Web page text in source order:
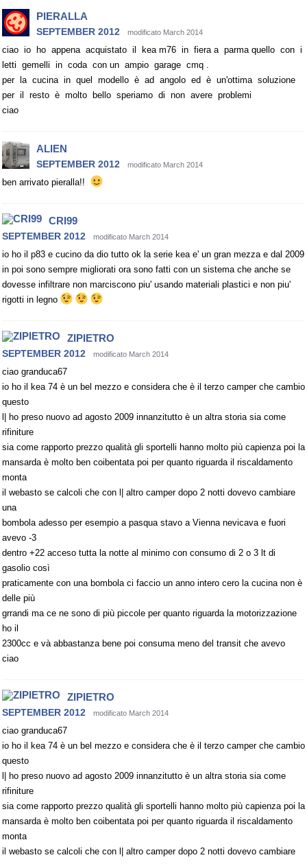
PIERALLA
SEPTEMBER 2012 modificato March 2014
ciao io ho appena acquistato il kea m76 in fiera a parma quello con i
letti gemelli in coda con un ampio garage cmq .
per la cucina in quel modello è ad angolo ed è un'ottima soluzione
per il resto è molto bello speriamo di non avere problemi
ciao
ALIEN
SEPTEMBER 2012 modificato March 2014
ben arrivato pieralla!!
CRI99
SEPTEMBER 2012 modificato March 2014
io ho il p83 e cucino da dio tutto ok la serie kea e' un gran mezza e dal 2009
in poi sono sempre migliorati ora sono fatti con un sistema che anche se
dovesse infiltrare non marciscono piu' usando materiali plastici e non piu'
rigotti in legno
ZIPIETRO
SEPTEMBER 2012 modificato March 2014
ciao granduca67
io ho il kea 74 è un bel mezzo e considera che è il terzo camper che cambio
questo
l| ho preso nuovo ad agosto 2009 innanzitutto è un altra storia sia come
rifiniture
sia come rapporto prezzo qualità gli sportelli hanno molto più capienza poi la
mansarda è molto ben coibentata poi per quanto riguarda il riscaldamento
monta
il webasto se calcoli che con l| altro camper dopo 2 notti dovevo cambiare
una
bombola adesso per esempio a pasqua stavo a Vienna nevicava e fuori
avevo -3
dentro +22 acceso tutta la notte al minimo con consumo di 2 o 3 lt di
gasolio così
praticamente con una bombola ci faccio un anno intero cero la cucina non è
delle più
grrandi ma ce ne sono di più piccole per quanto riguarda la motorizzazione
ho il
2300cc e và abbastanza bene poi consuma meno del transit che avevo
ciao
ZIPIETRO
SEPTEMBER 2012 modificato March 2014
ciao granduca67
io ho il kea 74 è un bel mezzo e considera che è il terzo camper che cambio
questo
l| ho preso nuovo ad agosto 2009 innanzitutto è un altra storia sia come
rifiniture
sia come rapporto prezzo qualità gli sportelli hanno molto più capienza poi la
mansarda è molto ben coibentata poi per quanto riguarda il riscaldamento
monta
il webasto se calcoli che con l| altro camper dopo 2 notti dovevo cambiare